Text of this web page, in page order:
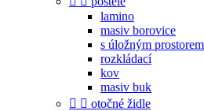
lamino
masiv borovice
s úložným prostorem
rozkládací
kov
masiv buk
  otočné židle